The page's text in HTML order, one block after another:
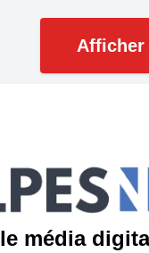
Afficher
le média